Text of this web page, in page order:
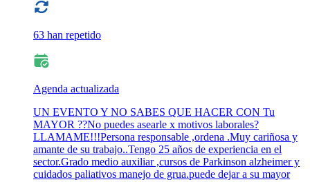
63 han repetido
Agenda actualizada
UN EVENTO Y NO SABES QUE HACER CON Tu
MAYOR ??No puedes asearle x motivos laborales?
LLAMAME!!!Persona responsable ,ordena .Muy cariñosa y
amante de su trabajo..Tengo 25 años de experiencia en el
sector.Grado medio auxiliar ,cursos de Parkinson alzheimer y
cuidados paliativos manejo de grua.puede dejar a su mayor